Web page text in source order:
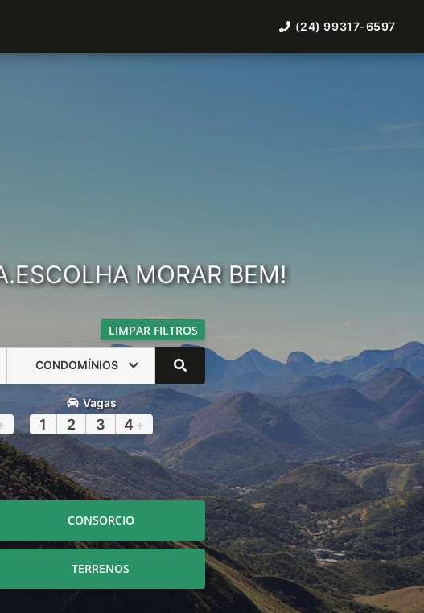
(24) 99317-6597
MORAR BEM!
LIMPAR FILTROS
CONDOMÍNIOS
Vagas
1 2 3 4 +
CONSORCIO
TERRENOS